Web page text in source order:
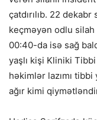
çatdırılıb. 22
keçməyən odlu silah
00:40-da isə sağ
yaşlı kişi Kliniki Tibbi
həkimlər lazımı
ağır kimi